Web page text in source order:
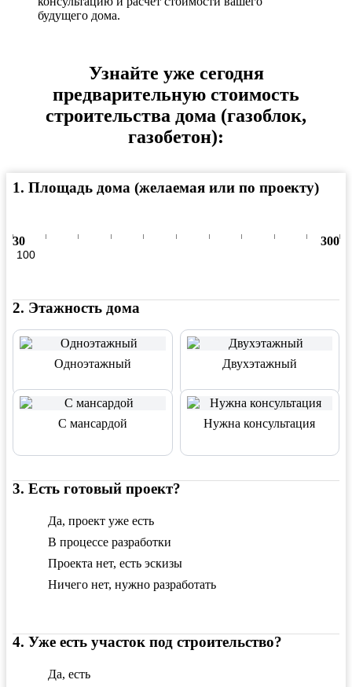
будущего дома.
Узнайте уже сегодня
предварительную стоимость
строительства дома (газоблок,
газобетон):
1. Площадь дома (желаемая или по проекту)
30 300
2. Этажность дома
Одноэтажный Двухэтажный
С мансардой Нужна консультация
3. Есть готовый проект?
Да, проект уже есть
В процессе разработки
Проекта нет, есть эскизы
Ничего нет, нужно разработать
4. Уже есть участок под строительство?
Да, есть